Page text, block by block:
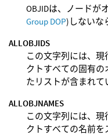
OBJIDは、ノードが
Group DOP)しないな
ALLOBJIDS
この文字列には、
クトすべての固有の
たリストが含まれて
ALLOBJNAMES
この文字列には、
クトすべての名前